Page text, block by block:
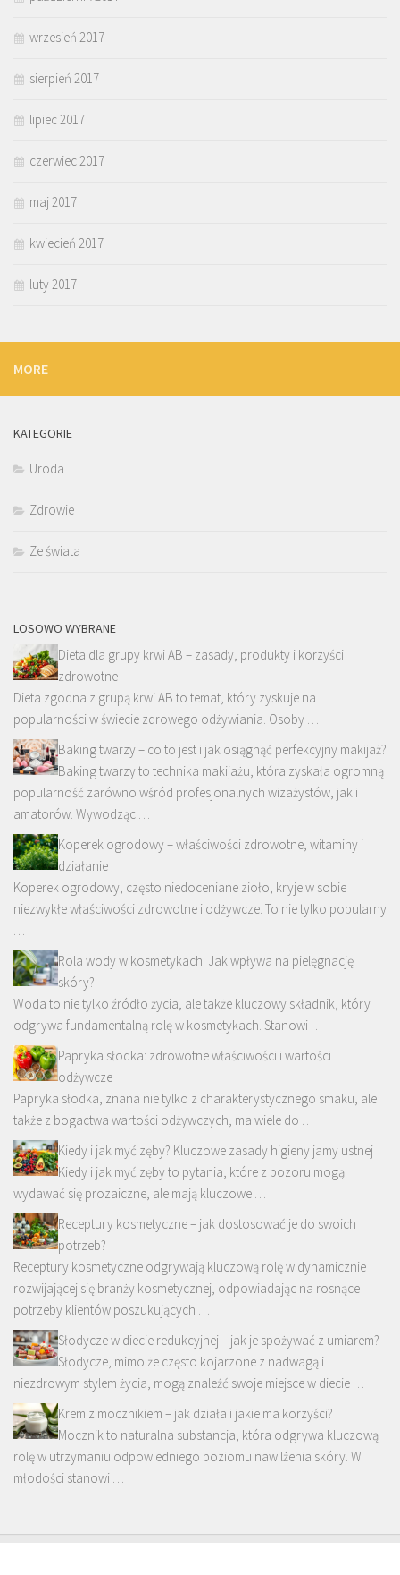
wrzesień 2017
sierpień 2017
lipiec 2017
czerwiec 2017
maj 2017
kwiecień 2017
luty 2017
MORE
KATEGORIE
Uroda
Zdrowie
Ze świata
LOSOWO WYBRANE
Dieta dla grupy krwi AB – zasady, produkty i korzyści
zdrowotne
Dieta zgodna z grupą krwi AB to temat, który zyskuje na
popularności w świecie zdrowego odżywiania. Osoby …
Baking twarzy – co to jest i jak osiągnąć perfekcyjny makijaż?
Baking twarzy to technika makijażu, która zyskała ogromną
popularność zarówno wśród profesjonalnych wizażystów, jak i
amatorów. Wywodząc …
Koperek ogrodowy – właściwości zdrowotne, witaminy i
działanie
Koperek ogrodowy, często niedoceniane zioło, kryje w sobie
niezwykłe właściwości zdrowotne i odżywcze. To nie tylko popularny
…
Rola wody w kosmetykach: Jak wpływa na pielęgnację
skóry?
Woda to nie tylko źródło życia, ale także kluczowy składnik, który
odgrywa fundamentalną rolę w kosmetykach. Stanowi …
Papryka słodka: zdrowotne właściwości i wartości
odżywcze
Papryka słodka, znana nie tylko z charakterystycznego smaku, ale
także z bogactwa wartości odżywczych, ma wiele do …
Kiedy i jak myć zęby? Kluczowe zasady higieny jamy ustnej
Kiedy i jak myć zęby to pytania, które z pozoru mogą
wydawać się prozaiczne, ale mają kluczowe …
Receptury kosmetyczne – jak dostosować je do swoich
potrzeb?
Receptury kosmetyczne odgrywają kluczową rolę w dynamicznie
rozwijającej się branży kosmetycznej, odpowiadając na rosnące
potrzeby klientów poszukujących …
Słodycze w diecie redukcyjnej – jak je spożywać z umiarem?
Słodycze, mimo że często kojarzone z nadwagą i
niezdrowym stylem życia, mogą znaleźć swoje miejsce w diecie …
Krem z mocznikiem – jak działa i jakie ma korzyści?
Mocznik to naturalna substancja, która odgrywa kluczową
rolę w utrzymaniu odpowiedniego poziomu nawilżenia skóry. W
młodości stanowi …